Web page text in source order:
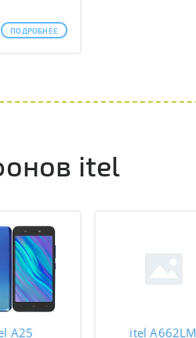
ПОДРОБНЕЕ
itel
A25 itel A662LM